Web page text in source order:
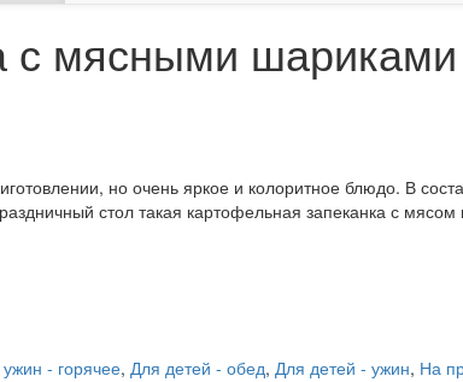
с мясными шариками
но очень яркое и колоритное блюдо. В
стол такая картофельная запеканка с
- горячее, Для детей - обед, Для детей - ужин, На